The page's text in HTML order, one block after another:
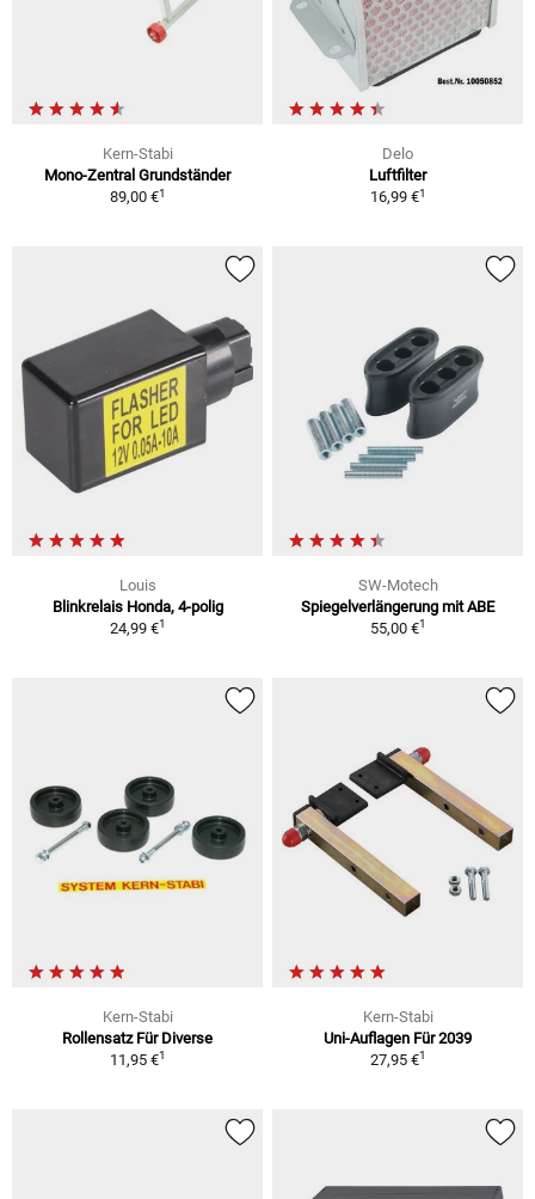
Kern-Stabi
Mono-Zentral Grundständer
89,00 €1
Delo
Luftfilter
16,99 €1
Louis
Blinkrelais Honda, 4-polig
24,99 €1
SW-Motech
Spiegelverlängerung mit ABE
55,00 €1
Kern-Stabi
Rollensatz Für Diverse
11,95 €1
Kern-Stabi
Uni-Auflagen Für 2039
27,95 €1